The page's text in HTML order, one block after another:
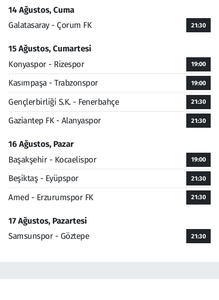
14 Ağustos, Cuma
Galatasaray - Çorum FK
21:30
15 Ağustos, Cumartesi
Konyaspor - Rizespor
19:00
Kasımpaşa - Trabzonspor 19:00
Gençlerbirliği S.K. - Fenerbahçe 21:30
Gaziantep FK - Alanyaspor 21:30
16 Ağustos, Pazar
Başakşehir - Kocaelispor
19:00
Beşiktaş - Eyüpspor 21:30
Amed - Erzurumspor FK 21:30
17 Ağustos, Pazartesi
Samsunspor - Göztepe
21:30